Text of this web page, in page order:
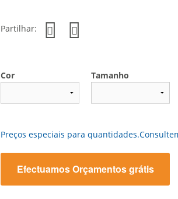
Partilhar:
Cor Tamanho
Preços especiais para
Efectuamos Orçamentos grátis